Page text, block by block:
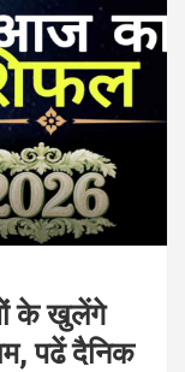
के खुलेंगे
पढें दैनिक